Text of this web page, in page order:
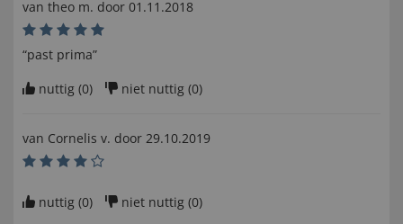
van theo m. door 01.11.2018
“past prima”
nuttig (0) niet nuttig (0)
van Cornelis v. door 29.10.2019
nuttig (0) niet nuttig (0)